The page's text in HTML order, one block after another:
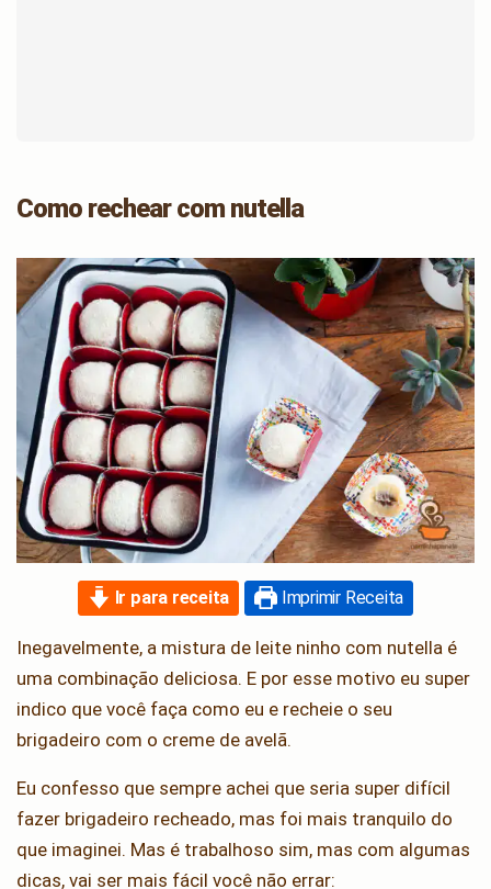
Como rechear com nutella
Ir para receita Imprimir Receita
Inegavelmente, a mistura de leite ninho com nutella é
uma combinação deliciosa. E por esse motivo eu super
indico que você faça como eu e recheie o seu
brigadeiro com o creme de avelã.
Eu confesso que sempre achei que seria super difícil
fazer brigadeiro recheado, mas foi mais tranquilo do
que imaginei. Mas é trabalhoso sim, mas com algumas
dicas, vai ser mais fácil você não errar: